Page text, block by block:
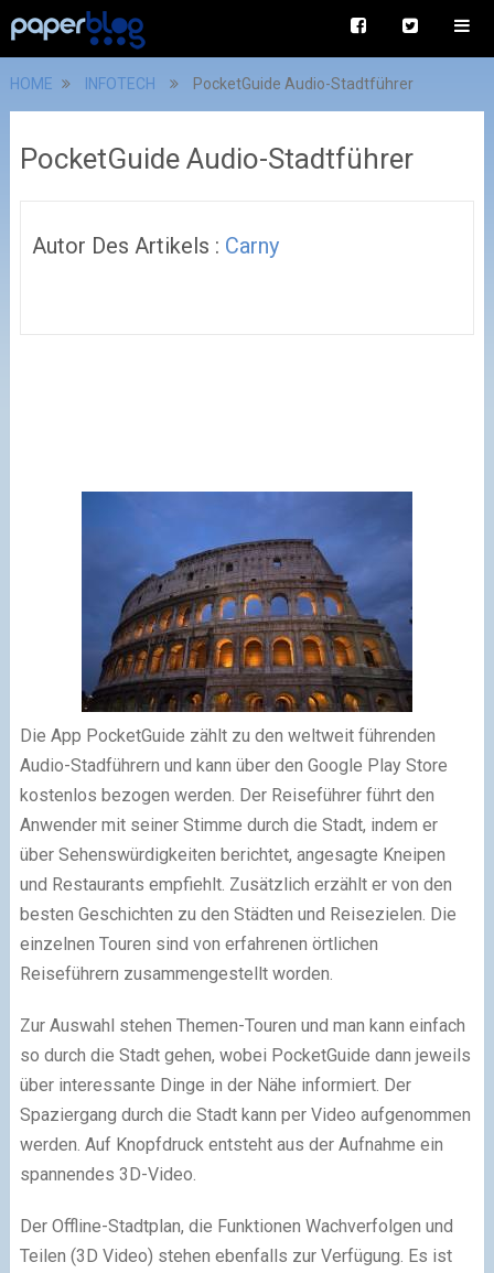
HOME INFOTECH PocketGuide Audio-Stadtführer
PocketGuide Audio-Stadtführer
Autor Des Artikels : Carny
Die App PocketGuide zählt zu den weltweit führenden
Audio-Stadführern und kann über den Google Play Store
kostenlos bezogen werden. Der Reiseführer führt den
Anwender mit seiner Stimme durch die Stadt, indem er
über Sehenswürdigkeiten berichtet, angesagte Kneipen
und Restaurants empfiehlt. Zusätzlich erzählt er von den
besten Geschichten zu den Städten und Reisezielen. Die
einzelnen Touren sind von erfahrenen örtlichen
Reiseführern zusammengestellt worden.
Zur Auswahl stehen Themen-Touren und man kann einfach
so durch die Stadt gehen, wobei PocketGuide dann jeweils
über interessante Dinge in der Nähe informiert. Der
Spaziergang durch die Stadt kann per Video aufgenommen
werden. Auf Knopfdruck entsteht aus der Aufnahme ein
spannendes 3D-Video.
Der Offline-Stadtplan, die Funktionen Wachverfolgen und
Teilen (3D Video) stehen ebenfalls zur Verfügung. Es ist